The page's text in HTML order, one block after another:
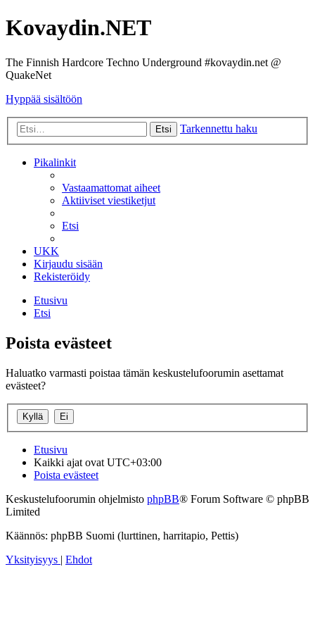
Kovaydin.NET
The Finnish Hardcore Techno Underground #kovaydin.net @
QuakeNet
Hyppää sisältöön
Etsi Tarkennettu haku
Pikalinkit
Vastaamattomat aiheet
Aktiiviset viestiketjut
Etsi
UKK
Kirjaudu sisään
Rekisteröidy
Etusivu
Etsi
Poista evästeet
Haluatko varmasti poistaa tämän keskustelufoorumin asettamat
evästeet?
Etusivu
Kaikki ajat ovat UTC+03:00
Poista evästeet
Keskustelufoorumin ohjelmisto phpBB® Forum Software © phpBB
Limited
Käännös: phpBB Suomi (lurttinen, harritapio, Pettis)
Yksityisyys | Ehdot